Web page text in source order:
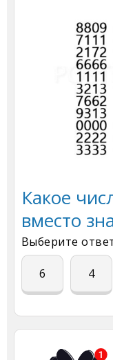
Какое
вместо
Выберите
6 4